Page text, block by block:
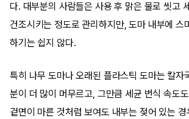
다. 대부분의 사람들은 사용 후 맑은 물로 씻고
건조시키는 정도로 관리하지만, 도마 내부에 스
하기는 쉽지 않다.
특히 나무 도마나 오래된 플라스틱 도마는 칼자
분이 더 많이 머무르고, 그만큼 세균 번식 속도
겉면이 마른 것처럼 보여도 내부는 젖어 있는